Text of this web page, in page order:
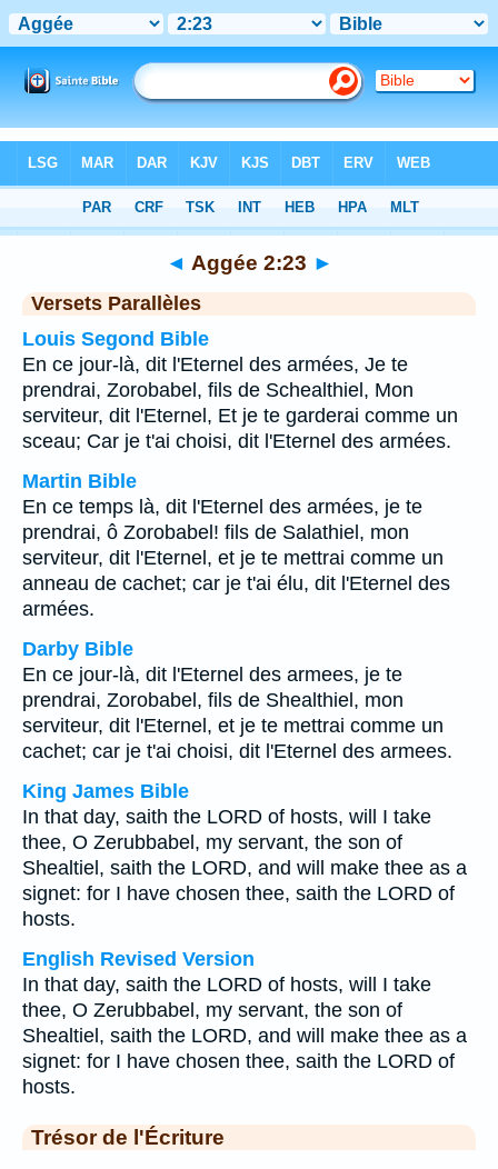
Chapitre 2> Verset 23
◄ Aggée 2:23 ►
Versets Parallèles
Louis Segond Bible
En ce jour-là, dit l'Eternel des armées, Je te
prendrai, Zorobabel, fils de Schealthiel, Mon
serviteur, dit l'Eternel, Et je te garderai comme un
sceau; Car je t'ai choisi, dit l'Eternel des armées.
Martin Bible
En ce temps là, dit l'Eternel des armées, je te
prendrai, ô Zorobabel! fils de Salathiel, mon
serviteur, dit l'Eternel, et je te mettrai comme un
anneau de cachet; car je t'ai élu, dit l'Eternel des
armées.
Darby Bible
En ce jour-là, dit l'Eternel des armees, je te
prendrai, Zorobabel, fils de Shealthiel, mon
serviteur, dit l'Eternel, et je te mettrai comme un
cachet; car je t'ai choisi, dit l'Eternel des armees.
King James Bible
In that day, saith the LORD of hosts, will I take
thee, O Zerubbabel, my servant, the son of
Shealtiel, saith the LORD, and will make thee as a
signet: for I have chosen thee, saith the LORD of
hosts.
English Revised Version
In that day, saith the LORD of hosts, will I take
thee, O Zerubbabel, my servant, the son of
Shealtiel, saith the LORD, and will make thee as a
signet: for I have chosen thee, saith the LORD of
hosts.
Trésor de l'Écriture